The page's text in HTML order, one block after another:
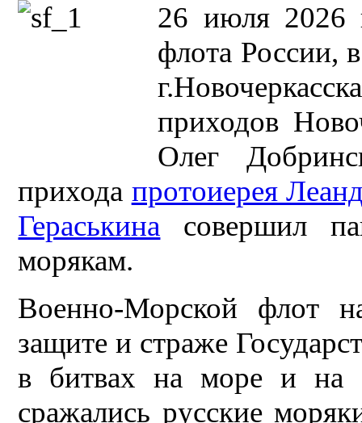
26 июля 2026
флота России,
приходов
Олег
прихода протоиерея
Гераськина совершил
морякам.
Военно-Морской флот
защите и страже
в битвах на море и на
сражались русские